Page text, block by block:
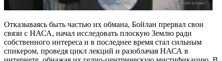
Отказываясь быть частью их обмана, Бойлан прервал свои
связи с НАСА, начал исследовать плоскую Землю ради
собственного интереса и в последнее время стал сильным
спикером, проведя цикл лекций и разоблачая НАСА в